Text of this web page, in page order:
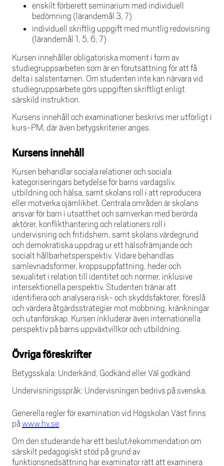
enskilt förberett seminarium med individuell
bedömning (lärandemål 3, 7)
individuell skriftlig uppgift med muntlig redovisning
(lärandemål 1, 5, 6, 7)
Kursen innehåller obligatoriska moment i form av
studiegruppsarbeten som är en förutsättning för att få
delta i salstentamen. Om studenten inte kan närvara vid
studiegruppsarbete görs uppgiften skriftligt enligt
särskild instruktion.
Kursens innehåll och examinationer beskrivs mer utförligt i
kurs-PM, där även betygskriterier anges.
Kursens innehåll
Kursen behandlar sociala relationer och sociala
kategoriseringars betydelse för barns vardagsliv,
utbildning och hälsa, samt skolans roll i att reproducera
eller motverka ojämlikhet. Centrala områden är skolans
ansvar för barn i utsatthet och samverkan med berörda
aktörer, konflikthantering och relationers roll i
undervisning och fritidshem, samt skolans värdegrund
och demokratiska uppdrag ur ett hälsofrämjande och
socialt hållbarhetsperspektiv. Vidare behandlas
samlevnadsformer, kroppsuppfattning, heder och
sexualitet i relation till identitet och normer, inklusive
intersektionella perspektiv. Studenten tränar att
identifiera och analysera risk- och skyddsfaktorer, föreslå
och värdera åtgärdsstrategier mot mobbning, kränkningar
och utanförskap. Kursen inkluderar även internationella
perspektiv på barns uppväxtvillkor och utbildning.
Övriga föreskrifter
Betygsskala: Underkänd, Godkänd eller Väl godkänd
Undervisningsspråk: Undervisningen bedrivs på svenska.
Generella regler för examination vid Högskolan Väst finns
på www.hv.se.
Om den studerande har ett beslut/rekommendation om
särskilt pedagogiskt stöd på grund av
funktionsnedsättning har examinator rätt att examinera